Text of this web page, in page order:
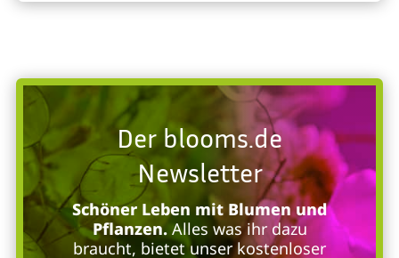
Der blooms.de
Newsletter
Schöner Leben mit Blumen und
Pflanzen.Alles was ihr dazu
braucht, bietet unser kostenloser